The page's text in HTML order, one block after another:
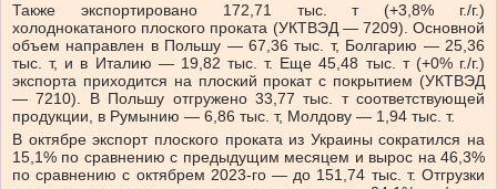
Также экспортировано 172,71 тыс. т (+3,8% г./г.)
холоднокатаного плоского проката (УКТВЭД — 7209). Основной
объем направлен в Польшу — 67,36 тыс. т, Болгарию — 25,36
тыс. т, и в Италию — 19,82 тыс. т. Еще 45,48 тыс. т (+0% г./г.)
экспорта приходится на плоский прокат с покрытием (УКТВЭД
— 7210). В Польшу отгружено 33,77 тыс. т соответствующей
продукции, в Румынию — 6,86 тыс. т, Молдову — 1,94 тыс. т.
В октябре экспорт плоского проката из Украины сократился на
15,1% по сравнению с предыдущим месяцем и вырос на 46,3%
по сравнению с октябрем 2023-го — до 151,74 тыс. т. Отгрузки